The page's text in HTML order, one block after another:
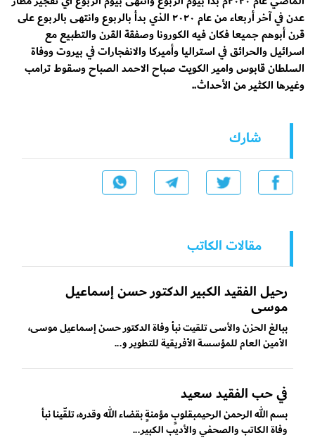
عدن في آخر أربعاء من عام ٢٠٢٠ الذي بدأ بالربوع وانتهى بالربوع على
قرن أبوهم جميعا فكان فيه الكورونا وصفقة القرن والتطبيع مع
اسرائيل والحرائق في استراليا وأميركا والانفجارات في بيروت ووفاة
السلطان قابوس وامير الكويت صباح الاحمد الصباح وسقوط ترامب
وغيرها الكثير من الأحداث..
شارك
مقالات الكاتب
رحيل الفقيد الكبير الدكتور حسن إسماعيل
موسى
ببالغ الحزن والأسى تلقيت نبأ وفاة الدكتور حسن إسماعيل موسى،
الأمين العام للمؤسسة الأفريقية للتطوير و...
في حب الفقيد سعيد
بسم الله الرحمن الرحيمبقلوبٍ مؤمنةٍ بقضاء الله وقدره، تلقّينا نبأ
وفاة الكاتب والصحفي والأديب الكبير...